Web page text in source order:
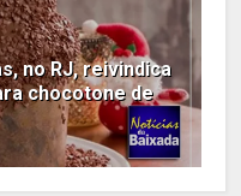
no RJ, reivindica
chocotone de